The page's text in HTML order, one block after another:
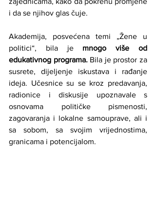
i da se njihov glas čuje.
Akademija, posvećena temi „Žene u
politici“, bila je mnogo više od
edukativnog programa. Bila je prostor za
susrete, dijeljenje iskustava i rađanje
ideja. Učesnice su se kroz predavanja,
radionice i diskusije upoznavale s
osnovama političke pismenosti,
zagovaranja i lokalne samouprave, ali i
sa sobom, sa svojim vrijednostima,
granicama i potencijalom.